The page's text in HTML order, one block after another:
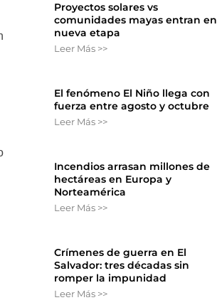
Proyectos solares vs
comunidades mayas entran en
nueva etapa
Leer Más >>
El fenómeno El Niño llega con
fuerza entre agosto y octubre
Leer Más >>
Incendios arrasan millones de
hectáreas en Europa y
Norteamérica
Leer Más >>
Crímenes de guerra en El
Salvador: tres décadas sin
romper la impunidad
Leer Más >>